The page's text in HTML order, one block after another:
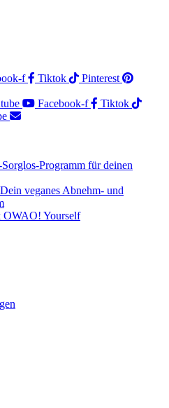
f Tiktok
Pinterest
Facebook-f
Tiktok
Programm für deinen
veganes Abnehm- und
OWAO! Yourself